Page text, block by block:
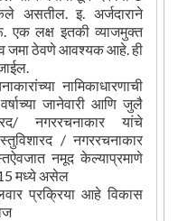
असतील. इ. अर्जदाराने
एक लक्ष इतकी व्याजमुक्त
जमा ठेवणे आवश्यक आहे. ही
नामिकाधारणाची
जानेवारी आणि जुलै
नगररचनाकार यांचे
/ नगररचनाकार
नमूद केल्याप्रमाणे
15 मध्ये असेल
प्रक्रिया आहे विकास